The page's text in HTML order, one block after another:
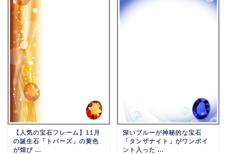
【人気の宝石フレーム】11月
の誕生石「トパーズ」の黄色
が煌び …
深いブルーが神秘的な宝石
「タンザナイト」がワンポイ
ント入った …